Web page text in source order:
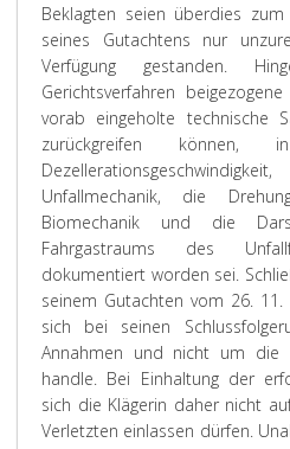
Beklagten seien überdies
seines Gutachtens nur
Verfügung gestanden.
Gerichtsverfahren
vorab eingeholte technische
zurückgreifen
Unfallmechanik, die
Biomechanik und die
Fahrgastraums des
dokumentiert worden sei.
seinem Gutachten vom 26.
sich bei seinen
Annahmen und nicht um die
handle. Bei Einhaltung der
sich die Klägerin daher nicht
Verletzten einlassen dürfen.